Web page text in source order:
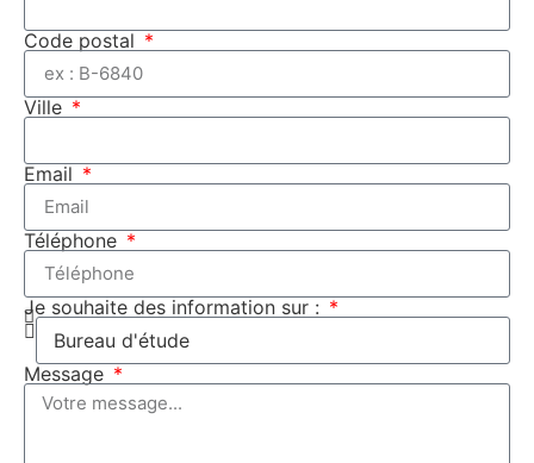
Code postal
Ville
Email
Téléphone
Je souhaite des information sur :
Message